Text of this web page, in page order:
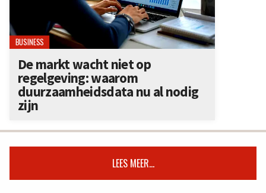
BUSINESS
De markt wacht niet op
regelgeving: waarom
duurzaamheidsdata nu al nodig
zijn
LEES MEER...